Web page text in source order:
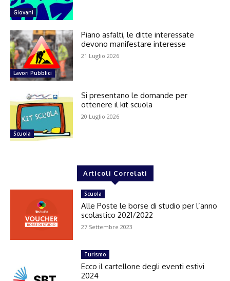
Giovani
Lavori Pubblici
Piano asfalti, le ditte interessate
devono manifestare interesse
21 Luglio 2026
Scuola
Si presentano le domande per
ottenere il kit scuola
20 Luglio 2026
Articoli Correlati
Scuola
Alle Poste le borse di studio per l’anno
scolastico 2021/2022
27 Settembre 2023
Turismo
Ecco il cartellone degli eventi estivi
2024